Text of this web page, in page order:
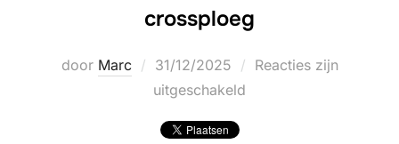
crossploeg
door Marc
Geplaatst
op
31/12/2025
Reacties zijn
uitgeschakeld